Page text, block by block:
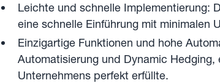
Leichte und schnelle Implementierung:
eine schnelle Einführung mit minimalen
Einzigartige Funktionen und hohe
Automatisierung und Dynamic
Unternehmens perfekt erfüllte.